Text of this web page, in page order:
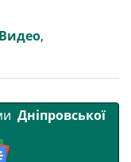
Видео,
Дніпровської